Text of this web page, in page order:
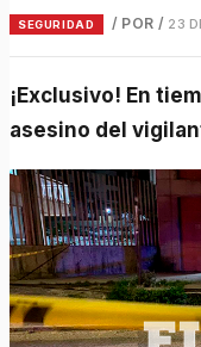
SEGURIDAD / POR / 23
¡Exclusivo! En tiempo récord C.T.I. captura al
asesino del